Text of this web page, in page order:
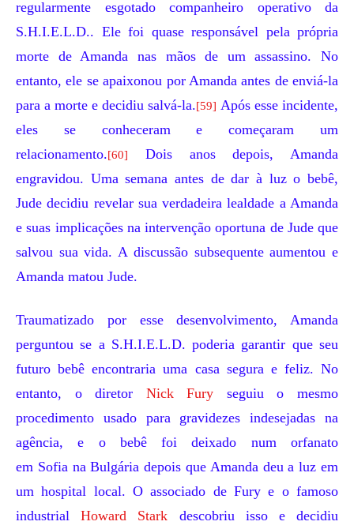
regularmente esgotado companheiro operativo da
S.H.I.E.L.D.. Ele foi quase responsável pela própria
morte de Amanda nas mãos de um assassino. No
entanto, ele se apaixonou por Amanda antes de enviá-la
para a morte e decidiu salvá-la.[59] Após esse incidente,
eles se conheceram e começaram um
relacionamento.[60]
Dois anos depois, Amanda
engravidou. Uma semana antes de dar à luz o bebê,
Jude decidiu revelar sua verdadeira lealdade a Amanda
e suas implicações na intervenção oportuna de Jude que
salvou sua vida. A discussão subsequente aumentou e
Amanda matou Jude.
Traumatizado por esse desenvolvimento, Amanda
perguntou se a S.H.I.E.L.D. poderia garantir que seu
futuro bebê encontraria uma casa segura e feliz. No
entanto, o diretor Nick Fury seguiu o mesmo
procedimento usado para gravidezes indesejadas na
agência, e o bebê foi deixado num orfanato
em SofianaBulgária depois que Amanda deu a luz em
um hospital local. O associado de Fury e o famoso
industrialHoward Stark descobriu isso e decidiu